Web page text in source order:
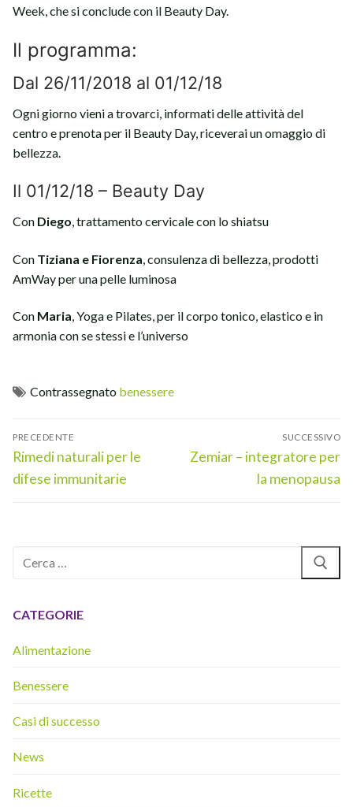
Week, che si conclude con il Beauty Day.
Il programma:
Dal 26/11/2018 al 01/12/18
Ogni giorno vieni a trovarci, informati delle attività del
centro e prenota per il Beauty Day, riceverai un omaggio di
bellezza.
Il 01/12/18 – Beauty Day
Con Diego, trattamento cervicale con lo shiatsu
Con Tiziana e Fiorenza , consulenza di bellezza, prodotti
AmWay per una pelle luminosa
Con Maria, Yoga e Pilates, per il corpo tonico, elastico e in
armonia con se stessi e l’universo
Contrassegnato benessere
Navigazione
articoli
PRECEDENTE
Articolo
precedente:
Rimedi naturali per le
difese immunitarie
SUCCESSIVO
Articolo
Zemiar – integratore per
la menopausa
Cerca:
CATEGORIE
Alimentazione
Benessere
Casi di successo
News
Ricette